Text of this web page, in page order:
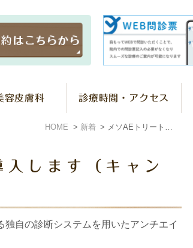
容皮膚科 診療時間・アクセス
HOME 新着 メソAEトリートメントを導入します（キャンペーン情報あり）
します（キャン
自の診断システムを用いたアンチエイ